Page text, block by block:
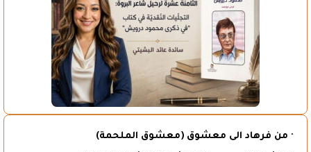
· من فرهاد الى معشوق (معشوق الملحمة)